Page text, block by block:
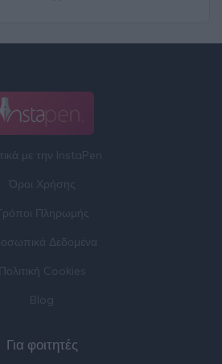
με την InstaPen
Όροι Χρήσης
Πληρωμής
Δεδομένα
Πολιτική Cookies
Blog
Για φοιτητές